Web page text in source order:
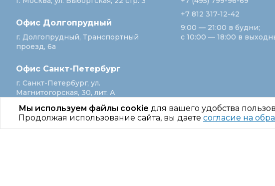
Мы используем файлы cookie для вашего удобства
Продолжая использование сайта, вы даете согласие на
Офис Долгопрудный
г. Долгопрудный, Транспортный
проезд, 6а
Офис Санкт‑Петербург
г. Санкт‑Петербург, ул.
Магнитогорская, 30, лит. А
+7 812 317-12-42
9:00 — 21:00 в будни;
с 10:00 — 18:00 в